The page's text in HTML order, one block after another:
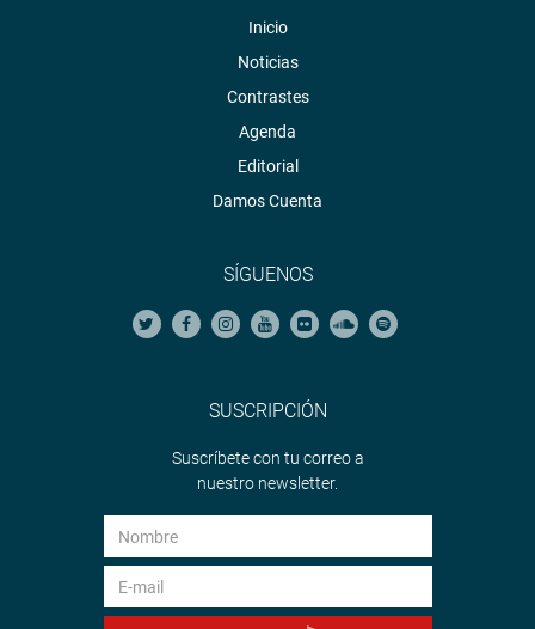
Inicio
Noticias
Contrastes
Agenda
Editorial
Damos Cuenta
SÍGUENOS
SUSCRIPCIÓN
Suscríbete con tu correo a
nuestro newsletter.